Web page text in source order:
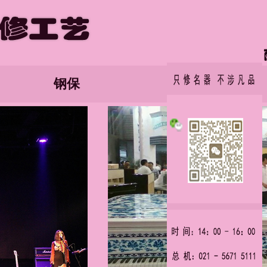
钢保 网站